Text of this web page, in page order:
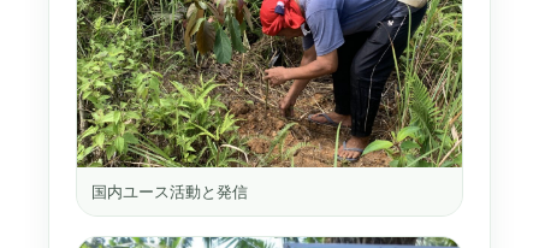
国内ユース活動と発信